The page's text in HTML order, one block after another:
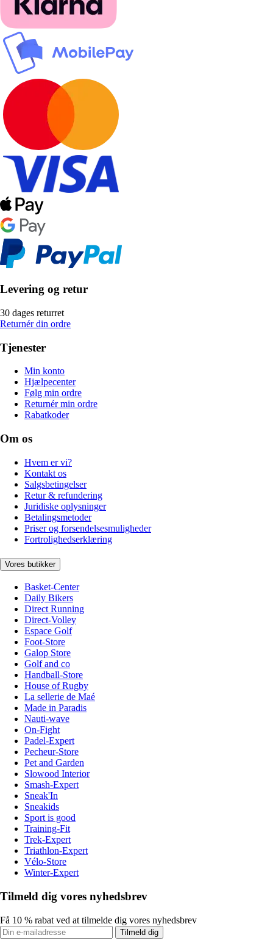
Levering og retur
30 dages returret
Returnér din ordre
Tjenester
Min konto
Hjælpecenter
Følg min ordre
Returnér min ordre
Rabatkoder
Om os
Hvem er vi?
Kontakt os
Salgsbetingelser
Retur & refundering
Juridiske oplysninger
Betalingsmetoder
Priser og forsendelsesmuligheder
Fortrolighedserklæring
Vores butikker
Basket-Center
Daily Bikers
Direct Running
Direct-Volley
Espace Golf
Foot-Store
Galop Store
Golf and co
Handball-Store
House of Rugby
La sellerie de Maé
Made in Paradis
Nauti-wave
On-Fight
Padel-Expert
Pecheur-Store
Pet and Garden
Slowood Interior
Smash-Expert
Sneak'In
Sneakids
Sport is good
Training-Fit
Trek-Expert
Triathlon-Expert
Vélo-Store
Winter-Expert
Tilmeld dig vores nyhedsbrev
Få 10 % rabat ved at tilmelde dig vores nyhedsbrev
Tilmeld dig